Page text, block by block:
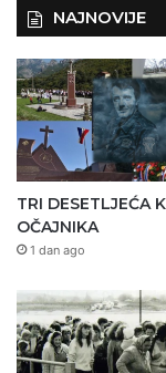
NAJNOVIJE
TRI DESETLJEĆA
OČAJNIKA
1 dan ago